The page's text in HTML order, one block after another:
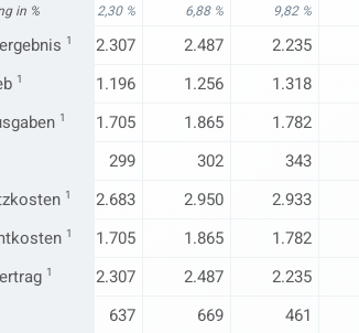
in %
4,65 % 2,30 % 6,88 % 9,82 %
1
2.304 2.307 2.487 2.235
1
1.193 1.196 1.256 1.318
1
1.570 1.705 1.865 1.782
299 302 343
1
2.741 2.683 2.950 2.933
1
1.570 1.705 1.865 1.782
1
2.304 2.307 2.487 2.235
637 669 461